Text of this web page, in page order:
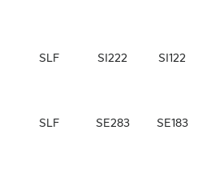
SLF SI222 SI122
SLF SE283 SE183